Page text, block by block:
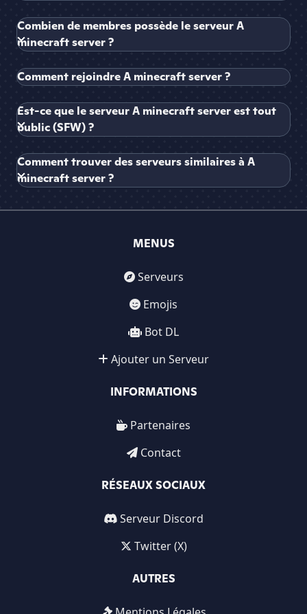
Combien de membres possède le serveur A
minecraft server ?
Comment rejoindre A minecraft server ?
Est-ce que le serveur A minecraft server est tout
public (SFW) ?
Comment trouver des serveurs similaires à A
minecraft server ?
MENUS
Serveurs
Emojis
Bot DL
Ajouter un Serveur
INFORMATIONS
Partenaires
Contact
RÉSEAUX SOCIAUX
Serveur Discord
Twitter (X)
AUTRES